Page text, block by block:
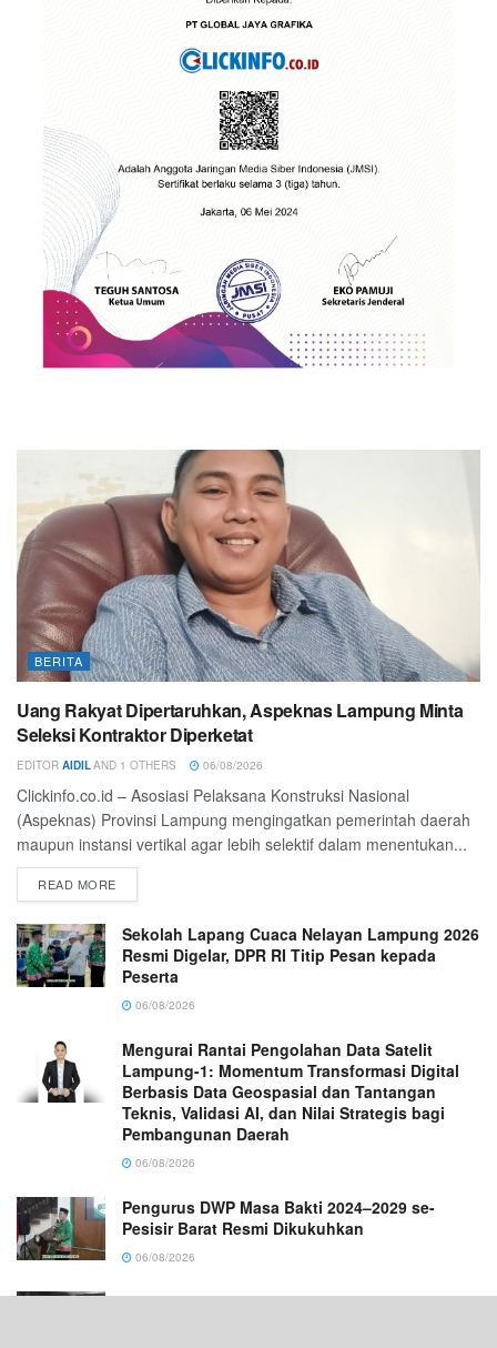
BERITA
Uang Rakyat Dipertaruhkan, Aspeknas Lampung Minta
Seleksi Kontraktor Diperketat
EDITOR AIDILAND 1 OTHERS 06/08/2026
Clickinfo.co.id – Asosiasi Pelaksana Konstruksi Nasional
(Aspeknas) Provinsi Lampung mengingatkan pemerintah daerah
maupun instansi vertikal agar lebih selektif dalam menentukan...
READ MORE
Sekolah Lapang Cuaca Nelayan Lampung 2026
Resmi Digelar, DPR RI Titip Pesan kepada
Peserta
06/08/2026
Mengurai Rantai Pengolahan Data Satelit
Lampung-1: Momentum Transformasi Digital
Berbasis Data Geospasial dan Tantangan
Teknis, Validasi AI, dan Nilai Strategis bagi
Pembangunan Daerah
06/08/2026
Pengurus DWP Masa Bakti 2024–2029 se-
Pesisir Barat Resmi Dikukuhkan
06/08/2026
School Visit AXIS Perkuat Kolaborasi Dunia